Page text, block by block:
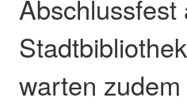
warten